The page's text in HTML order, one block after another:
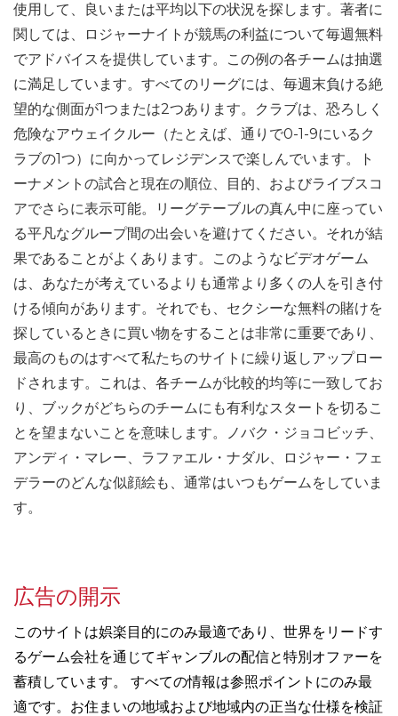
使用して、良いまたは平均以下の状況を探します。著者に
関しては、ロジャーナイトが競馬の利益について毎週無料
でアドバイスを提供しています。この例の各チームは抽選
に満足しています。すべてのリーグには、毎週末負ける絶
望的な側面が1つまたは2つあります。クラブは、恐ろしく
危険なアウェイクルー（たとえば、通りで0-1-9にいるク
ラブの1つ）に向かってレジデンスで楽しんでいます。ト
ーナメントの試合と現在の順位、目的、およびライブスコ
アでさらに表示可能。リーグテーブルの真ん中に座ってい
る平凡なグループ間の出会いを避けてください。それが結
果であることがよくあります。このようなビデオゲーム
は、あなたが考えているよりも通常より多くの人を引き付
ける傾向があります。それでも、セクシーな無料の賭けを
探しているときに買い物をすることは非常に重要であり、
最高のものはすべて私たちのサイトに繰り返しアップロー
ドされます。これは、各チームが比較的均等に一致してお
り、ブックがどちらのチームにも有利なスタートを切るこ
とを望まないことを意味します。ノバク・ジョコビッチ、
アンディ・マレー、ラファエル・ナダル、ロジャー・フェ
デラーのどんな似顔絵も、通常はいつもゲームをしていま
す。
広告の開示
このサイトは娯楽目的にのみ最適であり、世界をリードす
るゲーム会社を通じてギャンブルの配信と特別オファーを
蓄積しています。 すべての情報は参照ポイントにのみ最
適です。お住まいの地域および地域内の正当な仕様を検証